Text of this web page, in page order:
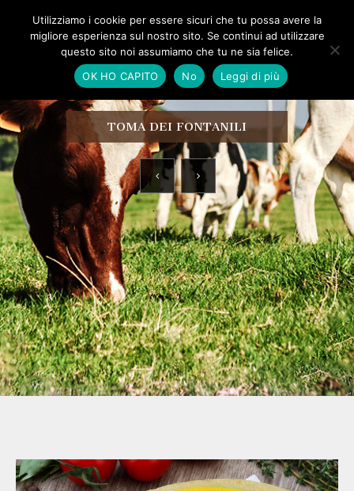
TOMA DEI FONTANILI
Utilizziamo i cookie per essere sicuri che tu possa avere la
migliore esperienza sul nostro sito. Se continui ad utilizzare
questo sito noi assumiamo che tu ne sia felice.
OK HO CAPITO
No Leggi di più